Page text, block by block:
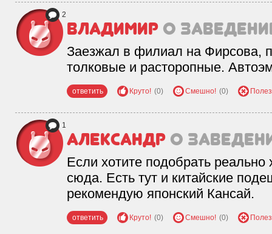
2
Владимир о
Заезжал в филиал на Фирсова,
толковые и расторопные.
ответить Круто! (0) Смешно! (0)
1
Александр о
Если хотите подобрать
сюда. Есть тут и китайские
рекомендую японский Кансай.
ответить Круто! (0) Смешно! (0)